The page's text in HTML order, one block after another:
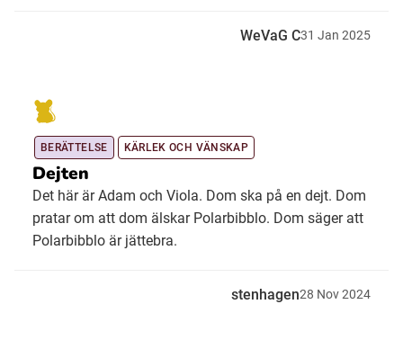
WeVaG C31 Jan 2025
BERÄTTELSE KÄRLEK OCH VÄNSKAP
Dejten
Det här är Adam och Viola. Dom ska på en dejt. Dom
pratar om att dom älskar Polarbibblo. Dom säger att
Polarbibblo är jättebra.
stenhagen28 Nov2024